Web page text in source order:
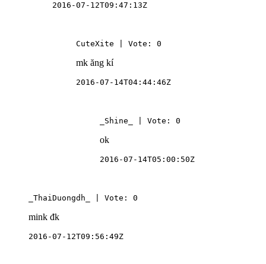
2016-07-12T09:47:13Z
CuteXite | Vote: 0
mk ăng kí
2016-07-14T04:44:46Z
_Shine_ | Vote: 0
ok
2016-07-14T05:00:50Z
_ThaiDuongdh_ | Vote: 0
mink đk
2016-07-12T09:56:49Z